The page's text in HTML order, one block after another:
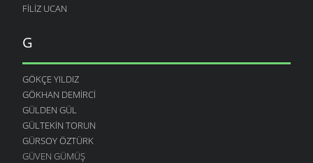
FILIZ UCAN
G
GÖKÇE YILDIZ
GÖKHAN DEMIRCI
GÜLDEN GÜL
GÜLTEKIN TORUN
GÜRSOY ÖZTÜRK
GÜVEN GÜMÜŞ